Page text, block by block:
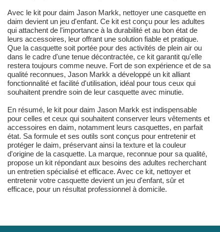
Avec le kit pour daim Jason Markk, nettoyer une casquette en
daim devient un jeu d'enfant. Ce kit est conçu pour les adultes
qui attachent de l'importance à la durabilité et au bon état de
leurs accessoires, leur offrant une solution fiable et pratique.
Que la casquette soit portée pour des activités de plein air ou
dans le cadre d'une tenue décontractée, ce kit garantit qu'elle
restera toujours comme neuve. Fort de son expérience et de sa
qualité reconnues, Jason Markk a développé un kit alliant
fonctionnalité et facilité d'utilisation, idéal pour tous ceux qui
souhaitent prendre soin de leur casquette avec minutie.
En résumé, le kit pour daim Jason Markk est indispensable
pour celles et ceux qui souhaitent conserver leurs vêtements et
accessoires en daim, notamment leurs casquettes, en parfait
état. Sa formule et ses outils sont conçus pour entretenir et
protéger le daim, préservant ainsi la texture et la couleur
d'origine de la casquette. La marque, reconnue pour sa qualité,
propose un kit répondant aux besoins des adultes recherchant
un entretien spécialisé et efficace. Avec ce kit, nettoyer et
entretenir votre casquette devient un jeu d'enfant, sûr et
efficace, pour un résultat professionnel à domicile.